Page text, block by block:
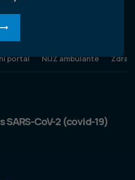
portal NIJZ ambulante
SARS-CoV-2 (covid-19)